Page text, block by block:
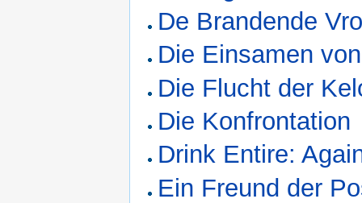
De Brandende
Die Einsamen
Die Flucht der
Die Konfrontation
Drink Entire:
Ein Freund der